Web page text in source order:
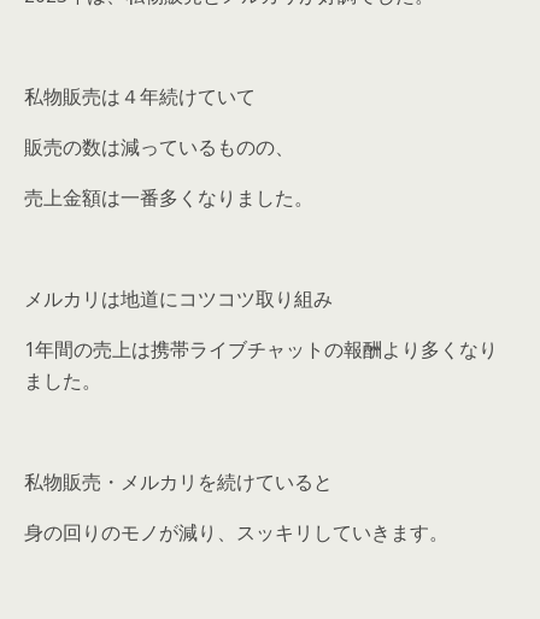
私物販売は４年続けていて
販売の数は減っているものの、
売上金額は一番多くなりました。
メルカリは地道にコツコツ取り組み
1年間の売上は携帯ライブチャットの報酬より多くなり
ました。
私物販売・メルカリを続けていると
身の回りのモノが減り、スッキリしていきます。